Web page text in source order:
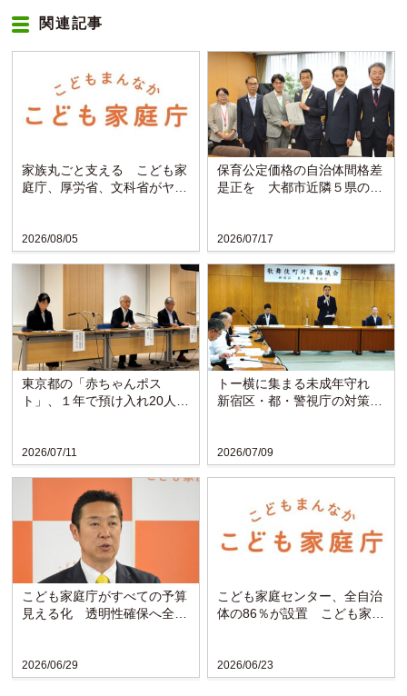
関連記事
2026/08/05
家族丸ごと支える こども家
庭庁、厚労省、文科省がヤン
2026/07/17
保育公定価格の自治体間格差
是正を 大都市近隣５県の知
2026/07/11
東京都の「赤ちゃんポス
ト」、１年で預け入れ20人
2026/07/09
トー横に集まる未成年守れ
新宿区・都・警視庁の対策協
2026/06/29
こども家庭庁がすべての予算
見える化 透明性確保へ全省
2026/06/23
こども家庭センター、全自治
体の86％が設置 こども家庭